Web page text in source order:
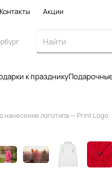
Контакты Акции
к празднику
нанесение логотипа — Print Logo